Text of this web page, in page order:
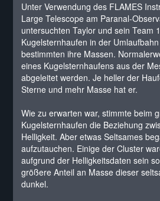
Unter Verwendung des FLAMES
Large Telescope am Paranal-
untersuchten Taylor und sein Team
Kugelsternhaufen in der
bestimmten ihre Massen.
eines Kugelsternhaufens aus der
abgeleitet werden. Je heller der
Sterne und mehr Masse hat er.
Wie zu erwarten war, stimmte beim
Kugelsternhaufen die Beziehung
Helligkeit. Aber etwas Seltsames
aufzutauchen. Einige der Cluster
aufgrund der Helligkeitsdaten sein
größere Anteil an Masse dieser
dunkel.